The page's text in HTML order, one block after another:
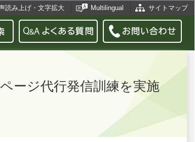
読み上げ・文字拡大 Multilingual サイトマップ
ージ代行発信訓練を実施